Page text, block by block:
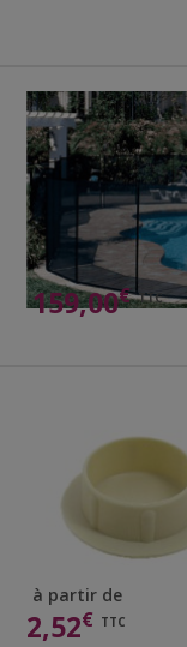
159,00€ TTC
à partir de
2,52€ TTC